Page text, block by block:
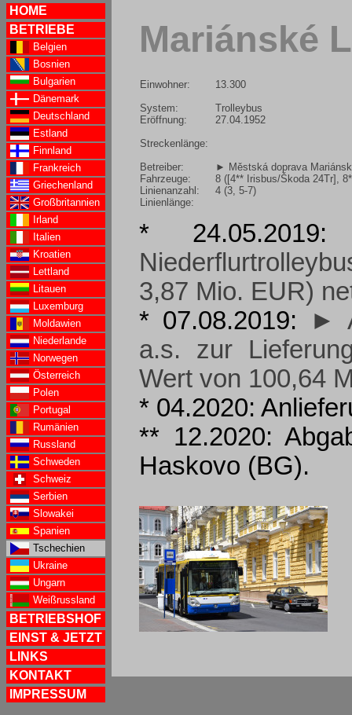
HOME
BETRIEBE
Belgien
Bosnien
Bulgarien
Dänemark
Deutschland
Estland
Finnland
Frankreich
Griechenland
Großbritannien
Irland
Italien
Kroatien
Lettland
Litauen
Luxemburg
Moldawien
Niederlande
Norwegen
Österreich
Polen
Portugal
Rumänien
Russland
Schweden
Schweiz
Serbien
Slowakei
Spanien
Tschechien
Ukraine
Ungarn
Weißrussland
BETRIEBSHOF
EINST & JETZT
LINKS
KONTAKT
IMPRESSUM
Mariánské
Einwohner:
System:
Eröffnung:
Streckenlänge:
Betreiber:
Fahrzeuge:
Linienanzahl:
Linienlänge:
13.300
Trolleybus
27.04.1952
► Městská doprava
8 ([4** Irisbus/Škoda 24Tr],
4 (3, 5-7)
*
3,87 Mio. EUR)
* 07.08.2019:
►
a.s. zur
Wert von 100,64
* 04.2020:
** 12.2020:
Haskovo (BG).